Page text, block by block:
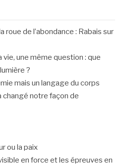
roue de l’abondance : Rabais sur
une même question : que
?
mais un langage du corps
changé notre façon de
ou la paix
en force et les épreuves en